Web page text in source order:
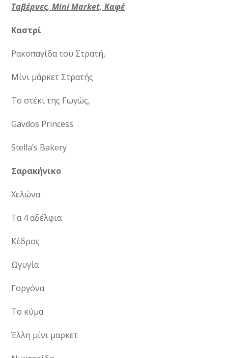
Ταβέρνες, Mini Market, Καφέ
Καστρί
Ρακοπαγίδα του Στρατή,
Μίνι μάρκετ Στρατής
Το στέκι της Γωγώς,
Gavdos Princess
Stella’s Bakery
Σαρακήνικο
Χελώνα
Τα 4 αδέλφια
Κέδρος
Ωγυγία
Γοργόνα
Το κύμα
Έλλη μίνι μαρκετ